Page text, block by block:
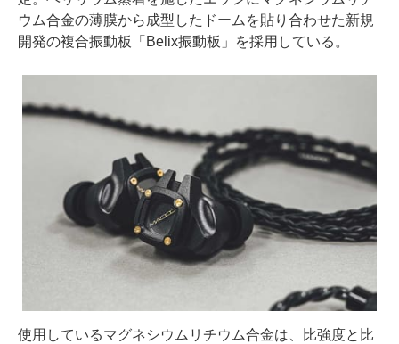
ウム合金の薄膜から成型したドームを貼り合わせた新規
開発の複合振動板「Belix振動板」を採用している。
使用しているマグネシウムリチウム合金は、比強度と比